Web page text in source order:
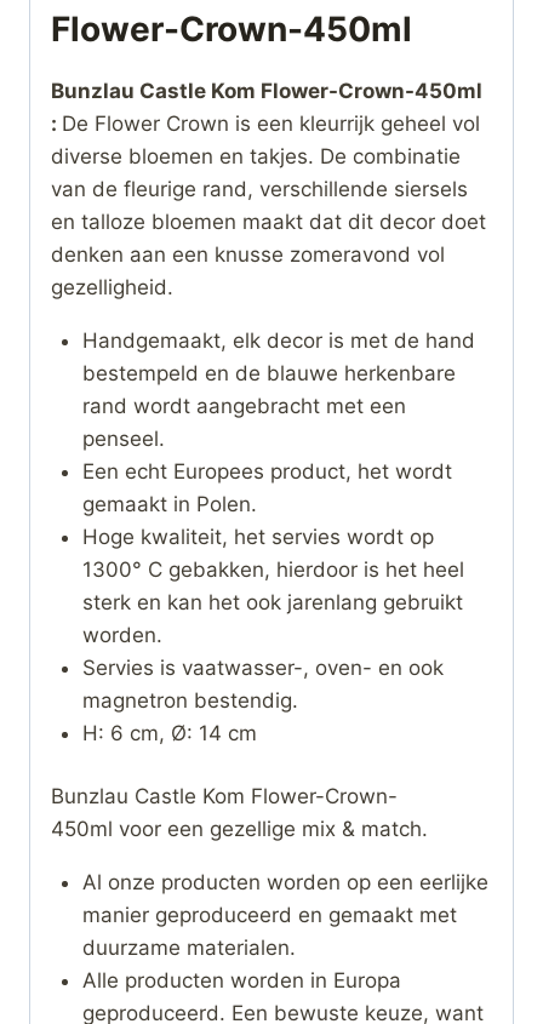
Flower-Crown-450ml
Bunzlau Castle Kom Flower-Crown-450ml
: De Flower Crown is een kleurrijk geheel vol
diverse bloemen en takjes. De combinatie
van de fleurige rand, verschillende siersels
en talloze bloemen maakt dat dit decor doet
denken aan een knusse zomeravond vol
gezelligheid.
Handgemaakt, elk decor is met de hand
bestempeld en de blauwe herkenbare
rand wordt aangebracht met een
penseel.
Een echt Europees product, het wordt
gemaakt in Polen.
Hoge kwaliteit, het servies wordt op
1300° C gebakken, hierdoor is het heel
sterk en kan het ook jarenlang gebruikt
worden.
Servies is vaatwasser-, oven- en ook
magnetron bestendig.
H: 6 cm, Ø: 14 cm
Bunzlau Castle Kom Flower-Crown-
450ml voor een gezellige mix & match.
Al onze producten worden op een eerlijke
manier geproduceerd en gemaakt met
duurzame materialen.
Alle producten worden in Europa
geproduceerd. Een bewuste keuze, want